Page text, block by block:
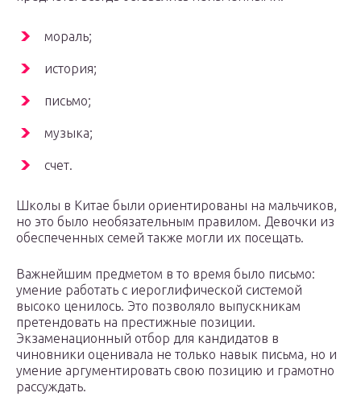
мораль;
история;
письмо;
музыка;
счет.
Школы в Китае были ориентированы на мальчиков,
но это было необязательным правилом. Девочки из
обеспеченных семей также могли их посещать.
Важнейшим предметом в то время было письмо:
умение работать с иероглифической системой
высоко ценилось. Это позволяло выпускникам
претендовать на престижные позиции.
Экзаменационный отбор для кандидатов в
чиновники оценивала не только навык письма, но и
умение аргументировать свою позицию и грамотно
рассуждать.